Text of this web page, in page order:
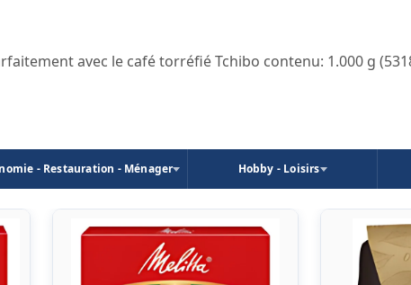
avec le café torréfié Tchibo contenu: 1.000 g
- Restauration - Ménager Hobby - Loisirs